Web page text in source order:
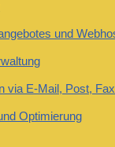
und
via E-Mail, Post,
Optimierung